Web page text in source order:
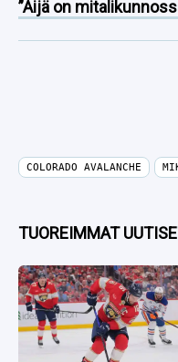
”Äijä on
COLORADO AVALANCHE
TUOREIMMAT